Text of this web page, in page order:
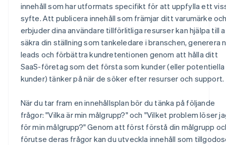
innehåll som har utformats specifikt för att uppfylla ett
syfte. Att publicera innehåll som främjar ditt varumärke
erbjuder dina användare tillförlitliga resurser kan hjälpa till
säkra din ställning som tankeledare i branschen, generera
leads och förbättra kundretentionen genom att hålla ditt
SaaS-företag som det första som kunder (eller potentiella
kunder) tänker på när de söker efter resurser och support.
När du tar fram en innehållsplan bör du tänka på följande
frågor: "Vilka är min målgrupp?" och "Vilket problem löser
för min målgrupp?" Genom att först förstå din målgrupp
förutse deras frågor kan du utveckla innehåll som